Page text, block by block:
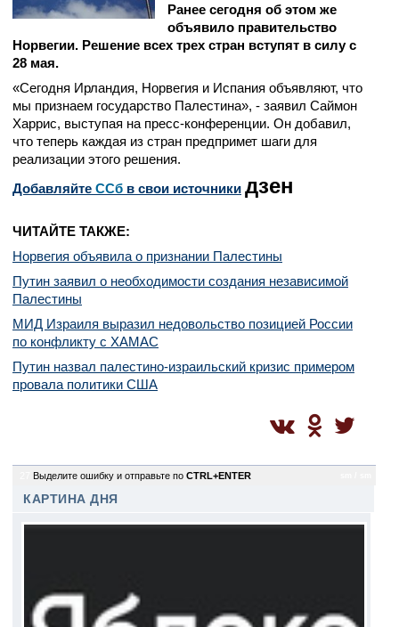
Ранее сегодня об этом же
объявило правительство
Норвегии. Решение всех трех стран вступят в силу с
28 мая.
«Сегодня Ирландия, Норвегия и Испания объявляют, что
мы признаем государство Палестина», - заявил Саймон
Харрис, выступая на пресс-конференции. Он добавил,
что теперь каждая из стран предпримет шаги для
реализации этого решения.
Добавляйте CСб в свои источники дзен
ЧИТАЙТЕ ТАКЖЕ:
Норвегия объявила о признании Палестины
Путин заявил о необходимости создания независимой
Палестины
МИД Израиля выразил недовольство позицией России
по конфликту с ХАМАС
Путин назвал палестино-израильский кризис примером
провала политики США
Выделите ошибку и отправьте по CTRL+ENTER
КАРТИНА ДНЯ